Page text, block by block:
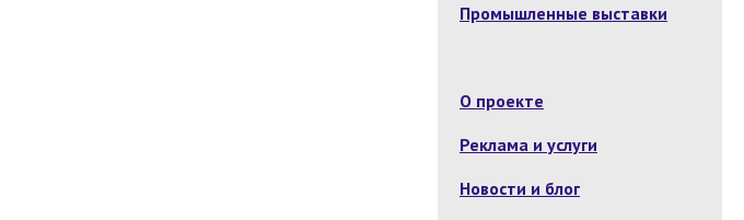
Промышленные выставки
О проекте
Реклама и услуги
Новости и блог